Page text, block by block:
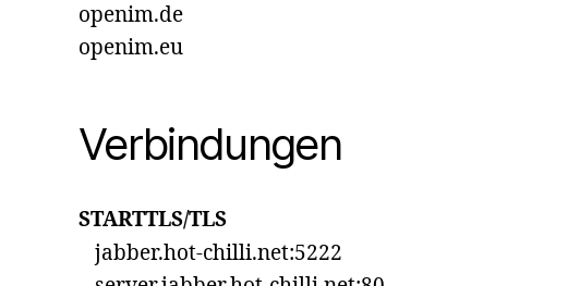
openim.de
openim.eu
Verbindungen
STARTTLS/TLS
jabber.hot-chilli.net:5222